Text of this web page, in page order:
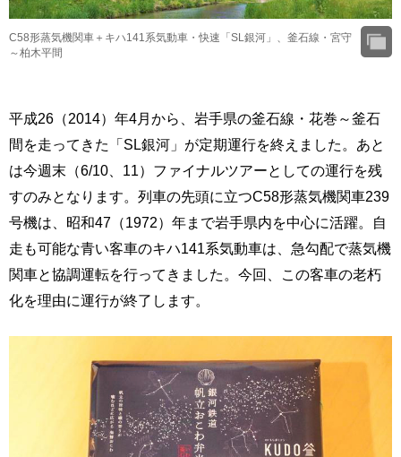
C58形蒸気機関車＋キハ141系気動車・快速「SL銀河」、釜石線・宮守
～柏木平間
平成26（2014）年4月から、岩手県の釜石線・花巻～釜石
間を走ってきた「SL銀河」が定期運行を終えました。あと
は今週末（6/10、11）ファイナルツアーとしての運行を残
すのみとなります。列車の先頭に立つC58形蒸気機関車239
号機は、昭和47（1972）年まで岩手県内を中心に活躍。自
走も可能な青い客車のキハ141系気動車は、急勾配で蒸気機
関車と協調運転を行ってきました。今回、この客車の老朽
化を理由に運行が終了します。